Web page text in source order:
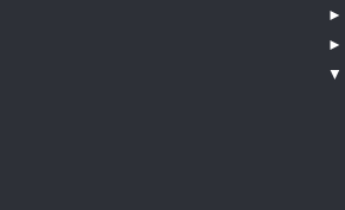
►
►
▼